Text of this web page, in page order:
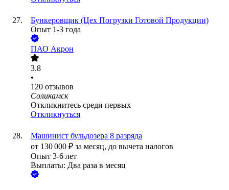
Бункеровщик (Цех Погрузки Готовой Продукции)
Опыт 1-3 года
ПАО Акрон
3.8
•
120 отзывов
Соликамск
Откликнитесь среди первых
Откликнуться
Машинист бульдозера 8 разряда
от 130 000 ₽ за месяц, до вычета налогов
Опыт 3-6 лет
Выплаты: Два раза в месяц